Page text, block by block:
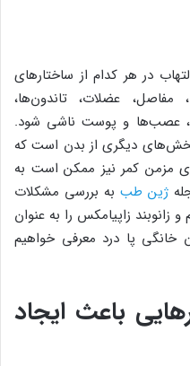
در هر کدام از ساختارهای
عضلات، تاندون‌ها،
عصب‌ها و پوست ناشی شود.
دیگری از بدن است که
مزمن کمر نیز ممکن است به
ژین طببه بررسی مشکلات
زانوبند زاپیامکس را به عنوان
خانگی پا درد معرفی خواهیم
باعث ایجاد